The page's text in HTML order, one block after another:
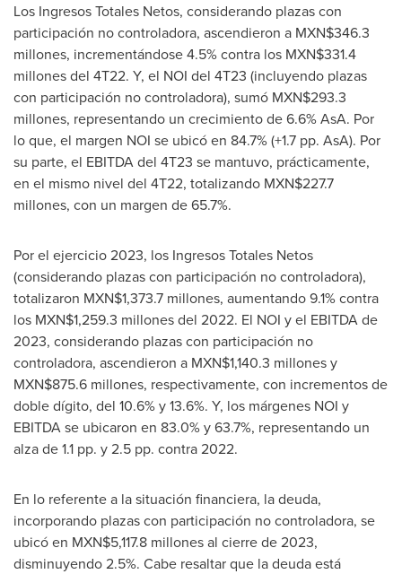
Los Ingresos Totales Netos, considerando plazas con
participación no controladora, ascendieron a MXN$346.3
millones, incrementándose 4.5% contra los MXN$331.4
millones del 4T22. Y, el NOI del 4T23 (incluyendo plazas
con participación no controladora), sumó MXN$293.3
millones, representando un crecimiento de 6.6% AsA. Por
lo que, el margen NOI se ubicó en 84.7% (+1.7 pp. AsA). Por
su parte, el EBITDA del 4T23 se mantuvo, prácticamente,
en el mismo nivel del 4T22, totalizando MXN$227.7
millones, con un margen de 65.7%.
Por el ejercicio 2023, los Ingresos Totales Netos
(considerando plazas con participación no controladora),
totalizaron MXN$1,373.7 millones, aumentando 9.1% contra
los MXN$1,259.3 millones del 2022. El NOI y el EBITDA de
2023, considerando plazas con participación no
controladora, ascendieron a MXN$1,140.3 millones y
MXN$875.6 millones, respectivamente, con incrementos de
doble dígito, del 10.6% y 13.6%. Y, los márgenes NOI y
EBITDA se ubicaron en 83.0% y 63.7%, representando un
alza de 1.1 pp. y 2.5 pp. contra 2022.
En lo referente a la situación financiera, la deuda,
incorporando plazas con participación no controladora, se
ubicó en MXN$5,117.8 millones al cierre de 2023,
disminuyendo 2.5%. Cabe resaltar que la deuda está